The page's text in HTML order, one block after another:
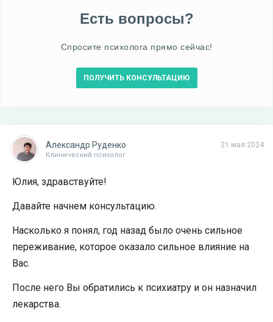
Есть вопросы?
Спросите психолога прямо сейчас!
ПОЛУЧИТЬ КОНСУЛЬТАЦИЮ
21 мая 2024
Александр Руденко
Клинический психолог
Юлия, здравствуйте!
Давайте начнем консультацию.
Насколько я понял, год назад было очень сильное
переживание, которое оказало сильное влияние на
Вас.
После него Вы обратились к психиатру и он назначил
лекарства.